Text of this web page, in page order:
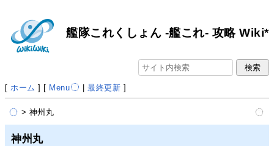
艦隊これくしょん -艦これ- 攻略 Wiki*
[ ホーム ] [ Menu |最終更新 ]
> 神州丸
神州丸